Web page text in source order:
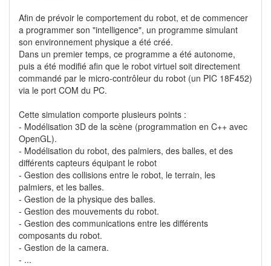
Afin de prévoir le comportement du robot, et de commencer
a programmer son "intelligence", un programme simulant
son environnement physique a été créé.
Dans un premier temps, ce programme a été autonome,
puis a été modifié afin que le robot virtuel soit directement
commandé par le micro-contrôleur du robot (un PIC 18F452)
via le port COM du PC.
Cette simulation comporte plusieurs points :
- Modélisation 3D de la scène (programmation en C++ avec
OpenGL).
- Modélisation du robot, des palmiers, des balles, et des
différents capteurs équipant le robot
- Gestion des collisions entre le robot, le terrain, les
palmiers, et les balles.
- Gestion de la physique des balles.
- Gestion des mouvements du robot.
- Gestion des communications entre les différents
composants du robot.
- Gestion de la camera.
- ...